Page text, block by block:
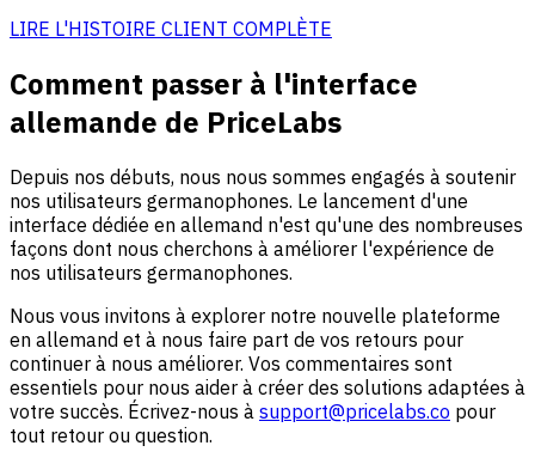
LIRE L'HISTOIRE CLIENT COMPLÈTE
Comment passer à l'interface
allemande de PriceLabs
Depuis nos débuts, nous nous sommes engagés à soutenir
nos utilisateurs germanophones. Le lancement d'une
interface dédiée en allemand n'est qu'une des nombreuses
façons dont nous cherchons à améliorer l'expérience de
nos utilisateurs germanophones.
Nous vous invitons à explorer notre nouvelle plateforme
en allemand et à nous faire part de vos retours pour
continuer à nous améliorer. Vos commentaires sont
essentiels pour nous aider à créer des solutions adaptées à
votre succès. Écrivez-nous à support@pricelabs.co pour
tout retour ou question.